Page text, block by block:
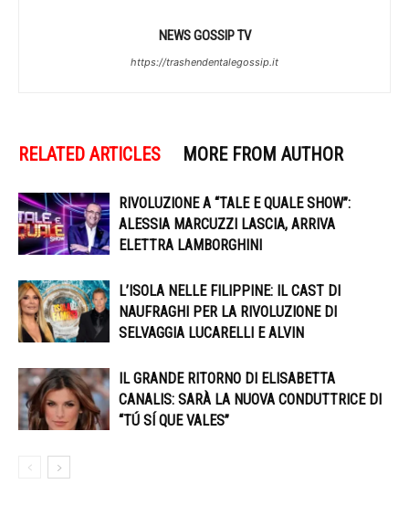
NEWS GOSSIP TV
https://trashendentalegossip.it
RELATED ARTICLES MORE FROM AUTHOR
RIVOLUZIONE A “TALE E QUALE SHOW”:
ALESSIA MARCUZZI LASCIA, ARRIVA
ELETTRA LAMBORGHINI
L’ISOLA NELLE FILIPPINE: IL CAST DI
NAUFRAGHI PER LA RIVOLUZIONE DI
SELVAGGIA LUCARELLI E ALVIN
IL GRANDE RITORNO DI ELISABETTA
CANALIS: SARÀ LA NUOVA CONDUTTRICE DI
“TÚ SÍ QUE VALES”